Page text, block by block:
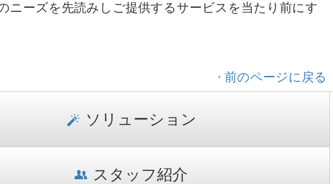
ーズを先読みしご提供するサービスを当たり前にす
前のページに戻る
ソリューション
スタッフ紹介